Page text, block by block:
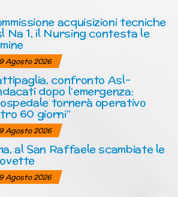
acquisizioni tecniche
Na 1, il Nursing contesta le
9 Agosto 2026
confronto Asl-
dopo l’emergenza:
tornerà operativo
60 giorni”
9 Agosto 2026
al San Raffaele scambiate le
9 Agosto 2026